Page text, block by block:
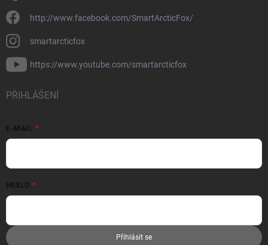
http://www.facebook.com/SmartArcticFox/
smartarcticfox
https://www.youtube.com/smartarcticfox
PŘIHLÁŠENÍ
E-MAIL
HESLO
Přihlásit se